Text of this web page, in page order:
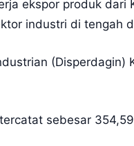
ekspor produk
industri di tengah
sebesar